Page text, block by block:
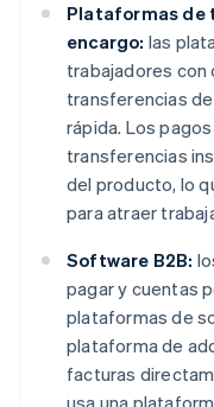
Plataformas de
encargo: las
trabajadores con
transferencias
rápida. Los
transferencias
del producto, lo
para atraer
Software B2B:
pagar y cuentas
plataformas de
plataforma de
facturas